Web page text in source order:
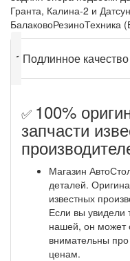
Гранта, Калина-2 и
БалаковоРезиноТехника
✔ Подлинное
✅ 100%
запчасти
Магазин
деталей.
известных
Если вы увидели
нашей, он может
внимательны
ценам.